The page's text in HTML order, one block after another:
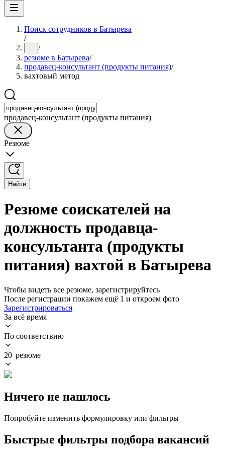
Поиск сотрудников в Батырева
/
... /
резюме в Батырева/
продавец-консультант (продукты питания)/
вахтовый метод
продавец-консультант (продукты питания)
Резюме
Найти
Резюме соискателей на
должность продавца-
консультанта (продукты
питания) вахтой в Батырева
Чтобы видеть все резюме, зарегистрируйтесь
После регистрации покажем ещё 1 и откроем фото
Зарегистрироваться
За всё время
По соответствию
20 резюме
Ничего не нашлось
Попробуйте изменить формулировку или фильтры
Быстрые фильтры подбора вакансий